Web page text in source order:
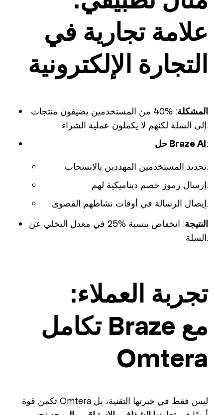
علامة تجارية في
التجارة الإلكترونية
المشكلة
: %40 من المستخدمين يضيفون منتجات
إلى السلة لكنهم لا يكملون عملية الشراء.
حل Braze AI:
تحديد المستخدمين المهددين بالانسحاب.
إرسال رموز خصم ديناميكية لهم.
إيصال الرسالة في أوقات نشاطهم القصوى.
النتيجة
: انخفاض بنسبة %25 في معدل التخلي عن
السلة.
تجربة العملاء:
تكامل Braze مع
Omtera
تكمن قوة Omtera ليس فقط في خبرتها التقنية، بل